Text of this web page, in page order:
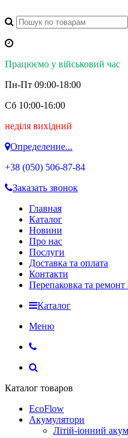
Працюємо у військовий час
Пн-Пт 09:00-18:00
Сб 10:00-16:00
неділя вихідний
Определение...
+38 (050) 506-87-84
Заказать звонок
Главная
Каталог
Новини
Про нас
Послуги
Доставка та оплата
Контакти
Перепаковка та ремонт
Каталог
Меню
Каталог товаров
EcoFlow
Акумулятори
Літій-іонний